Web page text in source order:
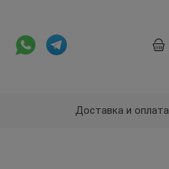
Доставка и оплата